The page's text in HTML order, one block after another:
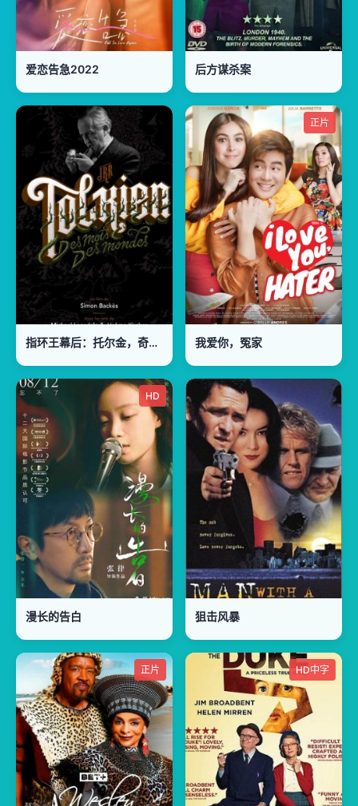
爱恋告急2022 后方谋杀案
指环王幕后：托尔金，奇幻世界的缔造者
正片
我爱你，冤家
HD
漫长的告白 狙击风暴
正片 HD中字